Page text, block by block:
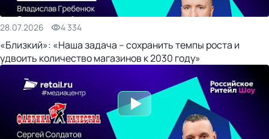
28.07.2026 4 334
«Близкий»: «Наша задача – сохранить темпы роста и
удвоить количество магазинов к 2030 году»